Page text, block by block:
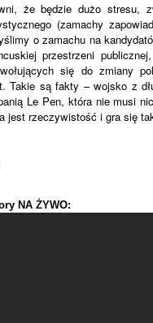
że będzie dużo stresu,
(zamachy
o zamachu na
przestrzeni
się do zmiany
Takie są fakty – wojsko z
Le Pen, która nie musi
jest rzeczywistość i gra się
NA ŻYWO: